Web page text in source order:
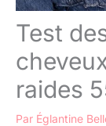
Test
raides
Par Églantine